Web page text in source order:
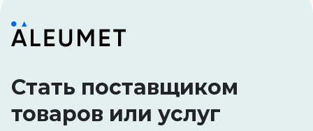
Стать поставщиком
товаров или услуг